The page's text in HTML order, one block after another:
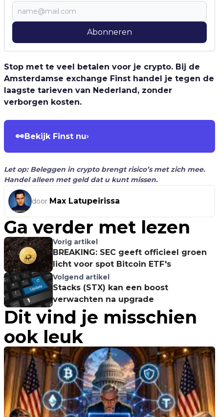
Abonneren
Stop met te veel betalen voor je crypto. Bij de
Amsterdamse exchange Finst handel je tegen de
laagste tarieven van Nederland, zonder
verborgen kosten.
👀Bekijk Finst nu›
Let op: Beleggen in crypto brengt risico’s met zich mee.
Handel alleen met geld dat u kunt missen.
door Max Latupeirissa
Ga verder met lezen
Vorig artikel
BREAKING: SEC geeft officieel groen
licht voor spot Bitcoin ETF's
Volgend artikel
Stacks (STX) kan een boost
verwachten na upgrade
Dit vind je misschien
ook leuk